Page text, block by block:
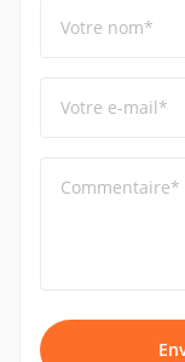
Votre nom*
Votre e-mail*
Commentaire*